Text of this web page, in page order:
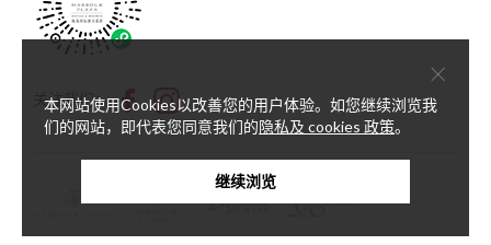
关注我们：
×
本网站使用Cookies以改善您的用户体验。如您继续浏览我
们的网站，即代表您同意我们的隐私及 cookies 政策。
继续浏览